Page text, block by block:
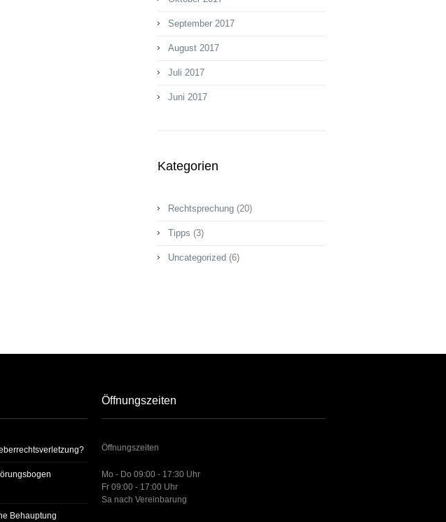
September 2017
August 2017
Juli 2017
Juni 2017
Kategorien
Rechtsprechung (20)
Tipps (3)
Uncategorized (6)
Behaup­tung
Öffnungszeiten
Öffnungszeiten
Mo - Do 09:00 - 17:30 Uhr
Fr 09:00 - 17:00 Uhr
Sa nach Vereinbarung